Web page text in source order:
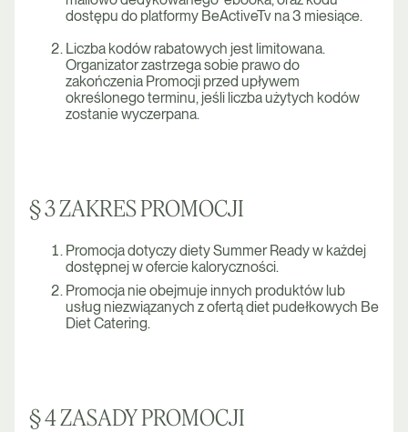
dostępu do platformy BeActiveTv na 3 miesiące.
Liczba kodów rabatowych jest limitowana.
Organizator zastrzega sobie prawo do
zakończenia Promocji przed upływem
określonego terminu, jeśli liczba użytych kodów
zostanie wyczerpana.
§ 3 ZAKRES PROMOCJI
Promocja dotyczy diety Summer Ready w każdej
dostępnej w ofercie kaloryczności.
Promocja nie obejmuje innych produktów lub
usług niezwiązanych z ofertą diet pudełkowych Be
Diet Catering.
§ 4 ZASADY PROMOCJI